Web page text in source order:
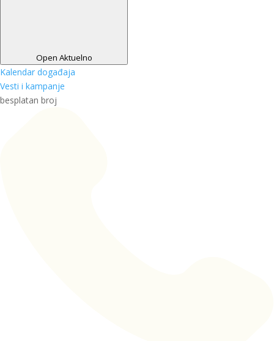
Open Aktuelno
Kalendar događaja
Vesti i kampanje
besplatan broj